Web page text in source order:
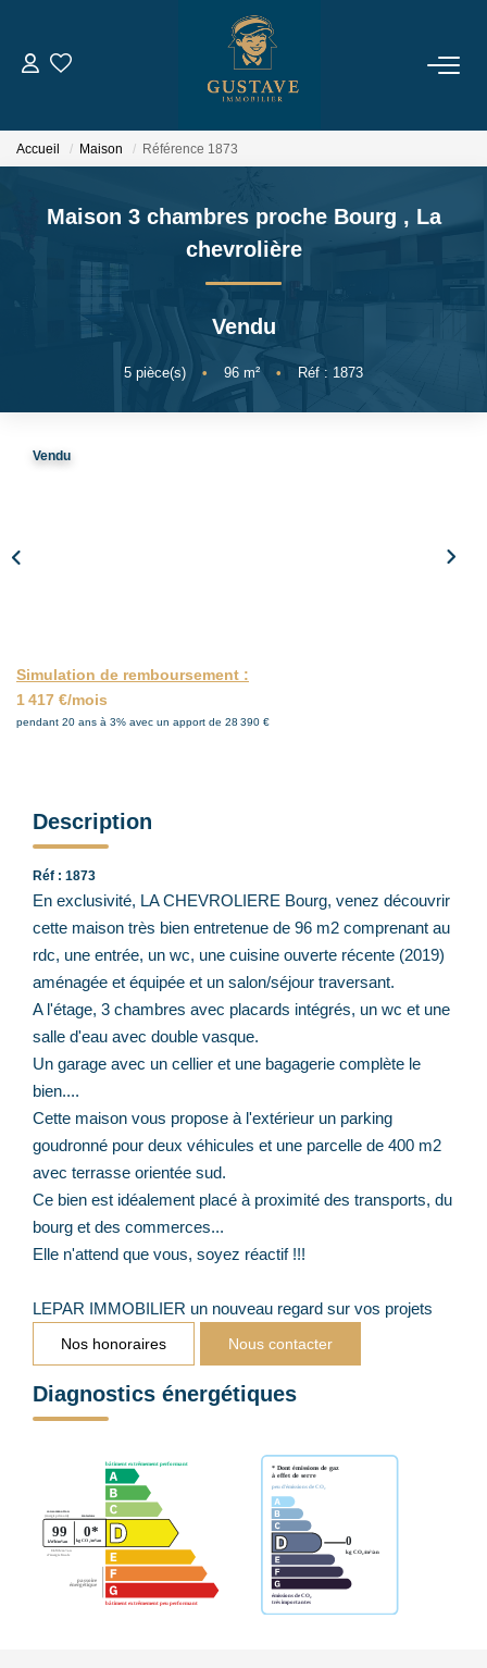
ACHETER
ESTIMER
NOTRE AGENCE
Qui Sommes-Nous
Notre Équipe
Accueil Maison Référence 1873
Maison 3 chambres proche Bourg , La
chevrolière
Vendu
5 pièce(s) • 96 m² • Réf : 1873
Vendu
Simulation de remboursement :
1 417 €/mois
pendant 20 ans à 3% avec un apport de 28 390 €
Description
Réf : 1873
En exclusivité, LA CHEVROLIERE Bourg, venez découvrir
cette maison très bien entretenue de 96 m2 comprenant au
rdc, une entrée, un wc, une cuisine ouverte récente (2019)
aménagée et équipée et un salon/séjour traversant.
A l'étage, 3 chambres avec placards intégrés, un wc et une
salle d'eau avec double vasque.
Un garage avec un cellier et une bagagerie complète le
bien....
Cette maison vous propose à l'extérieur un parking
goudronné pour deux véhicules et une parcelle de 400 m2
avec terrasse orientée sud.
Ce bien est idéalement placé à proximité des transports, du
bourg et des commerces...
Elle n'attend que vous, soyez réactif !!!
LEPAR IMMOBILIER un nouveau regard sur vos projets
Nos honoraires Nous contacter
Diagnostics énergétiques